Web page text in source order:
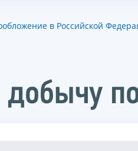
в Российской
добычу